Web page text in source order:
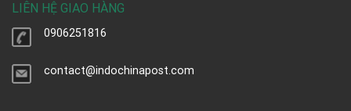
LIÊN HỆ GIAO HÀNG
0906251816
contact@indochinapost.com